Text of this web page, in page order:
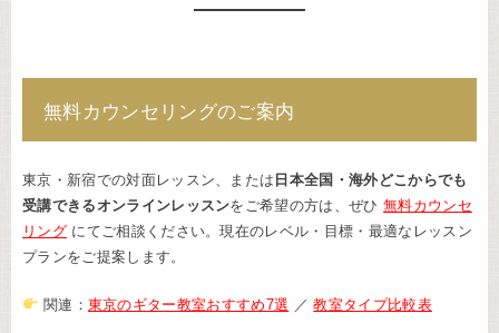
無料カウンセリングのご案内
東京・新宿での対面レッスン、または 日本全国・海外どこからでも
受講できるオンラインレッスンをご希望の方は、ぜひ無料カウンセ
リングにてご相談ください。現在のレベル・目標・最適なレッスン
プランをご提案します。
関連： 東京のギター教室おすすめ7選 ／教室タイプ比較表